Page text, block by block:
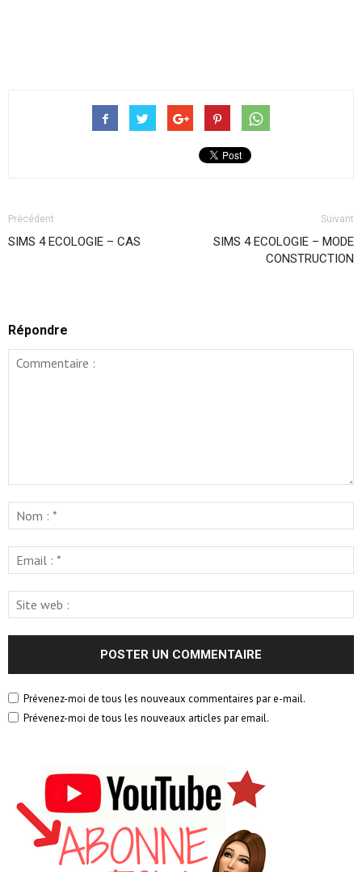
Précédent
SIMS 4 ECOLOGIE – CAS
Suivant
SIMS 4 ECOLOGIE – MODE
CONSTRUCTION
Répondre
Prévenez-moi de tous les nouveaux commentaires par e-mail.
Prévenez-moi de tous les nouveaux articles par email.